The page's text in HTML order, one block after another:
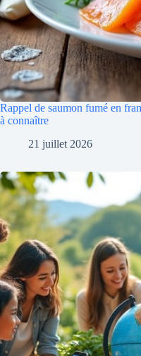
Rappel de saumon fumé en
à connaître
21 juillet 2026